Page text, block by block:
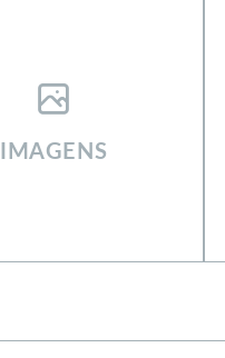
IMAGENS